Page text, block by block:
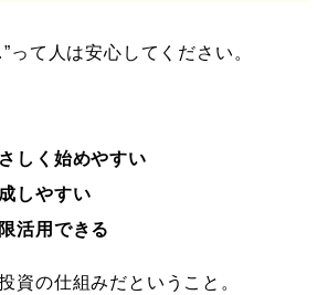
って人は安心してください。
しく始めやすい
しやすい
活用できる
資の仕組みだということ。